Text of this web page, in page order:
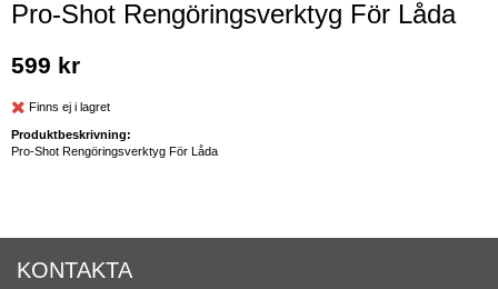
Pro-Shot Rengöringsverktyg För Låda
599 kr
Finns ej i lagret
Produktbeskrivning:
Pro-Shot Rengöringsverktyg För Låda
KONTAKTA